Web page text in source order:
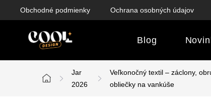
Obchodné podmienky Ochrana osobných údajov
Blog
Domov
Jar
2026
Veľkonočný textil – záclony,
obliečky na vankúše